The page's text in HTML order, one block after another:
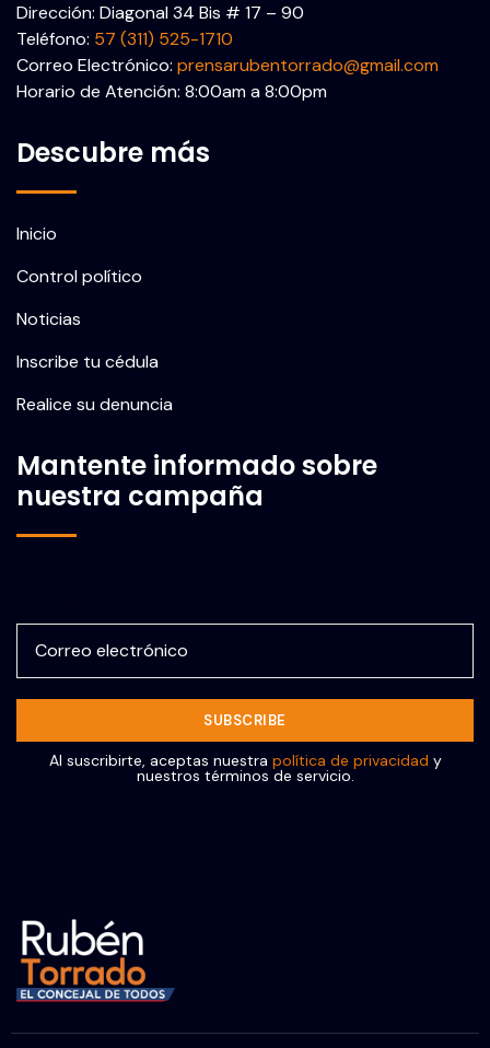
Dirección: Diagonal 34 Bis # 17 – 90
Teléfono: 57 (311) 525-1710
Correo Electrónico: prensarubentorrado@gmail.com
Horario de Atención: 8:00am a 8:00pm
Descubre más
Inicio
Control político
Noticias
Inscribe tu cédula
Realice su denuncia
Mantente informado sobre
nuestra campaña
Al suscribirte, aceptas nuestra política de privacidad y
nuestros términos de servicio.